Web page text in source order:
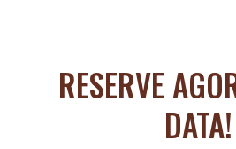
RESERVE
DATA!